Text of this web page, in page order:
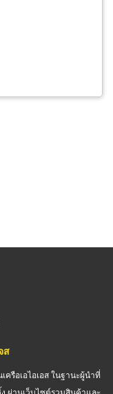
ส
รือเอไอเอส ในฐานะผู้นำที่
ผ่านเว็บไซต์รวมสินค้าและ